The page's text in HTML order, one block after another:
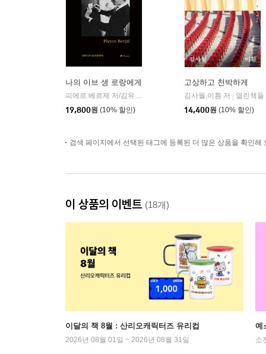
나의 이브 생 로랑에게
피에르 베르제 저/김유진 역
19,800원 (10% 할인)
고상하고 천박하게
김사월,이훤 저
열린책들
14,400원 (10% 할인)
검색 페이지에서 선택된 태그에 등록된 더 많은 상품을 확인해
이 상품의 이벤트 (18개)
이달의 책 8월 : 산리오캐릭터즈 유리컵
2026년 08월 01일 ~ 2026년 08월 31일
예
소